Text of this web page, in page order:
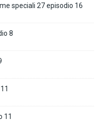
speciali 27 episodio 16
8
11